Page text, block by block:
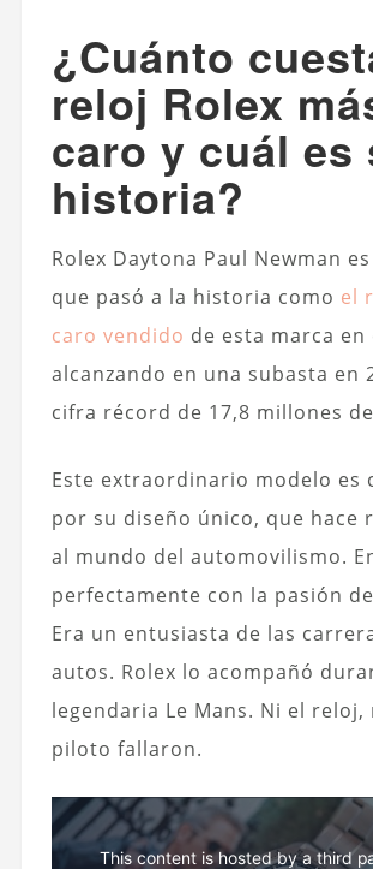
¿Cuánto
reloj Rolex
caro y cuál es
historia?
Rolex Daytona Paul Newman
que pasó a la historia como el
caro vendido de esta marca en
alcanzando en una subasta en
cifra récord de 17,8 millones
Este extraordinario modelo es
por su diseño único, que hace
al mundo del automovilismo.
perfectamente con la pasión
Era un entusiasta de las
autos. Rolex lo acompañó
legendaria Le Mans. Ni el reloj,
piloto fallaron.
This content is hosted by a third